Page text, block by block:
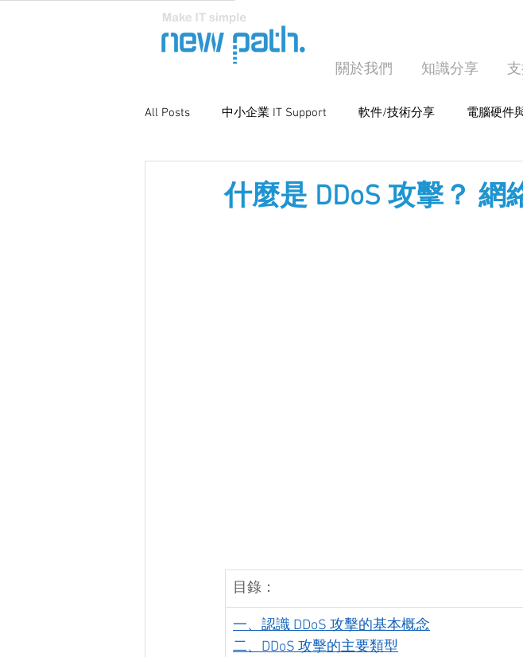
關於我們 知識分享
All Posts 中小企業 IT Support 軟件/技術分享 電腦硬件
什麼是 DDoS 攻擊？ 網
目錄：
一、認識 DDoS 攻擊的基本概念
二、DDoS 攻擊的主要類型